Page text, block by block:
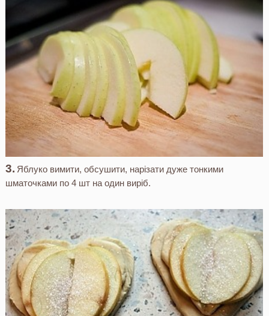
Яблуко вимити, обсушити, нарізати дуже тонкими
шматочками по 4 шт на один виріб.